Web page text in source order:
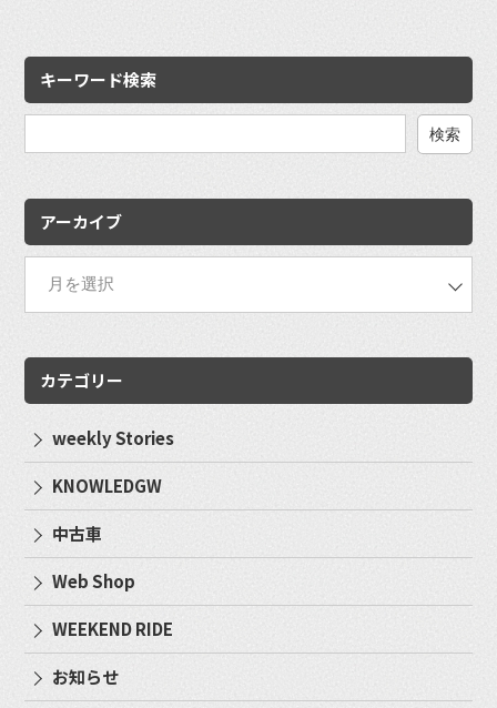
キーワード検索
アーカイブ
カテゴリー
weekly Stories
KNOWLEDGW
中古車
Web Shop
WEEKEND RIDE
お知らせ